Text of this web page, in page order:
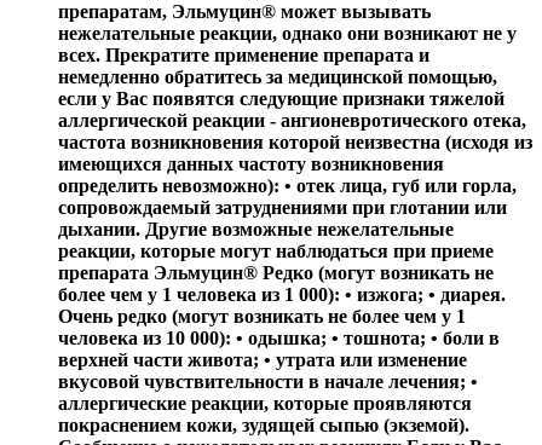
препаратам, Эльмуцин® может вызывать
нежелательные реакции, однако они возникают не у
всех. Прекратите применение препарата и
немедленно обратитесь за медицинской помощью,
если у Вас появятся следующие признаки тяжелой
аллергической реакции - ангионевротического отека,
частота возникновения которой неизвестна (исходя из
имеющихся данных частоту возникновения
определить невозможно): • отек лица, губ или горла,
сопровождаемый затруднениями при глотании или
дыхании. Другие возможные нежелательные
реакции, которые могут наблюдаться при приеме
препарата Эльмуцин® Редко (могут возникать не
более чем у 1 человека из 1 000): • изжога; • диарея.
Очень редко (могут возникать не более чем у 1
человека из 10 000): • одышка; • тошнота; • боли в
верхней части живота; • утрата или изменение
вкусовой чувствительности в начале лечения; •
аллергические реакции, которые проявляются
покраснением кожи, зудящей сыпью (экземой).